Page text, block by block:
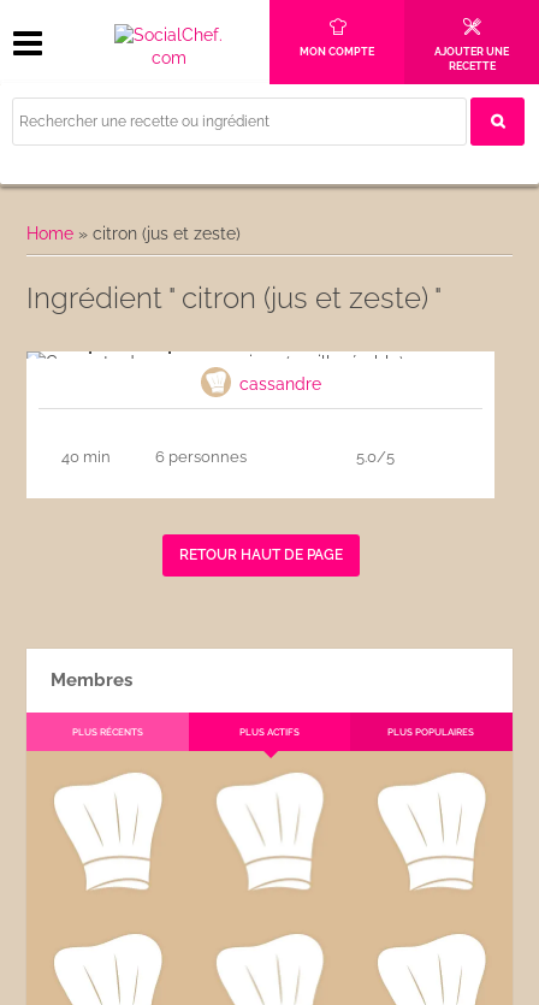
MON COMPTE
AJOUTER UNE
RECETTE
Home »citron (jus et zeste)
Ingrédient " citron (jus et zeste) "
cassandre
40 min 6 personnes 5.0/5
RETOUR HAUT DE PAGE
Membres
PLUS RÉCENTS PLUS ACTIFS PLUS POPULAIRES